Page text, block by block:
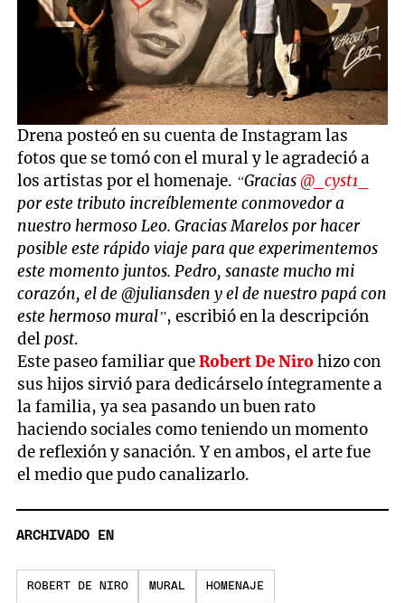
Drena posteó en su cuenta de Instagram las
fotos que se tomó con el mural y le agradeció a
los artistas por el homenaje. “Gracias@_cyst1_
por este tributo increíblemente conmovedor a
nuestro hermoso Leo. Gracias Marelos por hacer
posible este rápido viaje para que experimentemos
este momento juntos. Pedro, sanaste mucho mi
corazón, el de @juliansden y el de nuestro papá con
este hermoso mural”, escribió en la descripción
delpost.
Este paseo familiar queRobert De Nirohizo con
sus hijos sirvió para dedicárselo íntegramente a
la familia, ya sea pasando un buen rato
haciendo sociales como teniendo un momento
de reflexión y sanación. Y en ambos, el arte fue
el medio que pudo canalizarlo.
ARCHIVADO EN
ROBERT DE NIRO MURAL HOMENAJE